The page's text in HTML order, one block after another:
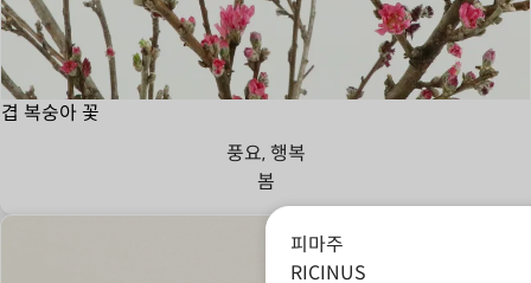
겹 복숭아 꽃
풍요, 행복
봄
피마주
RICINUS